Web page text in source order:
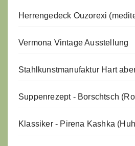
Herrengedeck Ouzorexi
Vermona Vintage Ausstellung
Stahlkunstmanufaktur Hart
Suppenrezept - Borschtsch
Klassiker - Pirena Kashka